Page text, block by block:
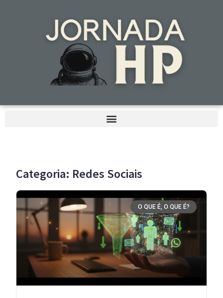
Categoria: Redes Sociais
O QUE É, O QUE É?